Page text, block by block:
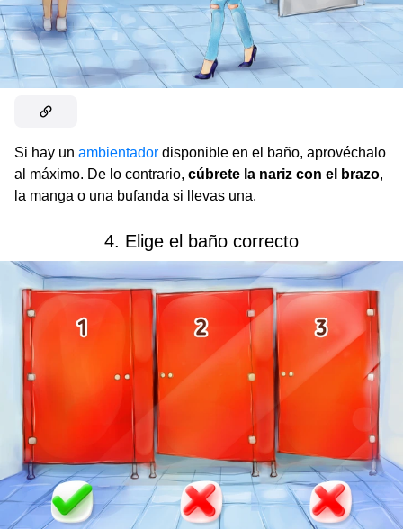
Si hay un ambientador disponible en el baño, aprovéchalo
al máximo. De lo contrario, cúbrete la nariz con el brazo,
la manga o una bufanda si llevas una.
4. Elige el baño correcto